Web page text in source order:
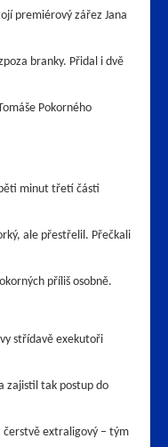
premiérový zářez Jana
branky. Přidal i dvě
Pokorného
minut třetí části
ale přestřelil. Přečkali
příliš osobně.
střídavě exekutoři
zajistil tak postup do
čerstvě extraligový – tým